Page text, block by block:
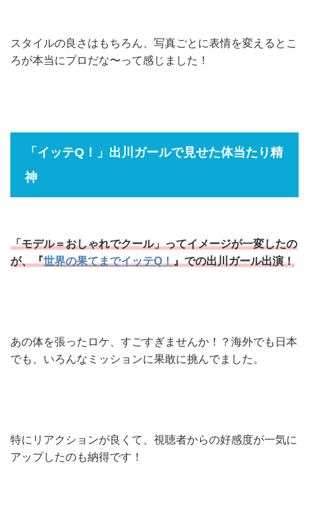
スタイルの良さはもちろん、写真ごとに表情を変えるとこ
ろが本当にプロだな〜って感じました！
「イッテQ！」出川ガールで見せた体当たり精
神
「モデル＝おしゃれでクール」ってイメージが一変したの
が、『世界の果てまでイッテQ！』での出川ガール出演！
あの体を張ったロケ、すごすぎませんか！？海外でも日本
でも、いろんなミッションに果敢に挑んでました。
特にリアクションが良くて、視聴者からの好感度が一気に
アップしたのも納得です！